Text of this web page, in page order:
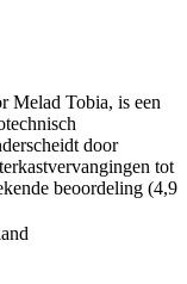
Melad Tobia, is een
door
tot
beoordeling (4,9